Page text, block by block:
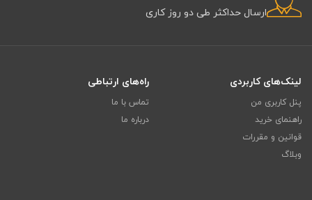
ارسال حداکثر طی دو روز کاری
لینک‌های کاربردی
پنل کاربری من
راهنمای خرید
قوانین و مقررات
وبلاگ
راه‌های ارتباطی
تماس با ما
درباره ما